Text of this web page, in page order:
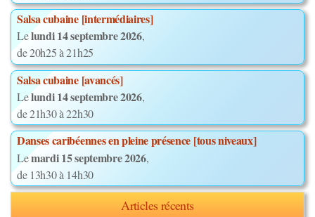
Salsa cubaine [intermédiaires]
Lelundi 14 septembre 2026,
de 20h25 à 21h25
Salsa cubaine [avancés]
Lelundi 14 septembre 2026,
de 21h30 à 22h30
Danses caribéennes en pleine présence [tous niveaux]
Lemardi 15 septembre 2026,
de 13h30 à 14h30
Articles récents